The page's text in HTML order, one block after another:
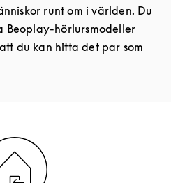
runt om i världen. Du
Beoplay-hörlursmodeller
du kan hitta det par som